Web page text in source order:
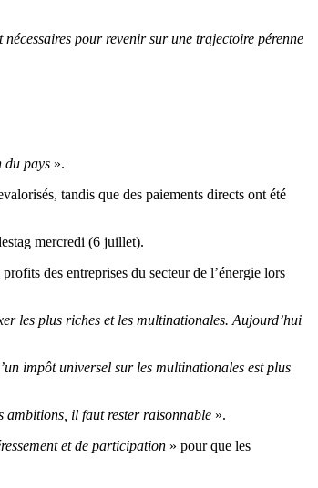
nécessaires pour revenir sur une trajectoire pérenne
du pays ».
tandis que des paiements directs ont été
mercredi (6 juillet).
des entreprises du secteur de l’énergie lors
les plus riches et les multinationales. Aujourd’hui
impôt universel sur les multinationales est plus
ambitions, il faut rester raisonnable ».
et de participation » pour que les